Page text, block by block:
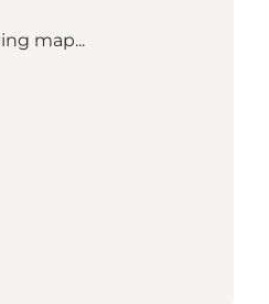
map...